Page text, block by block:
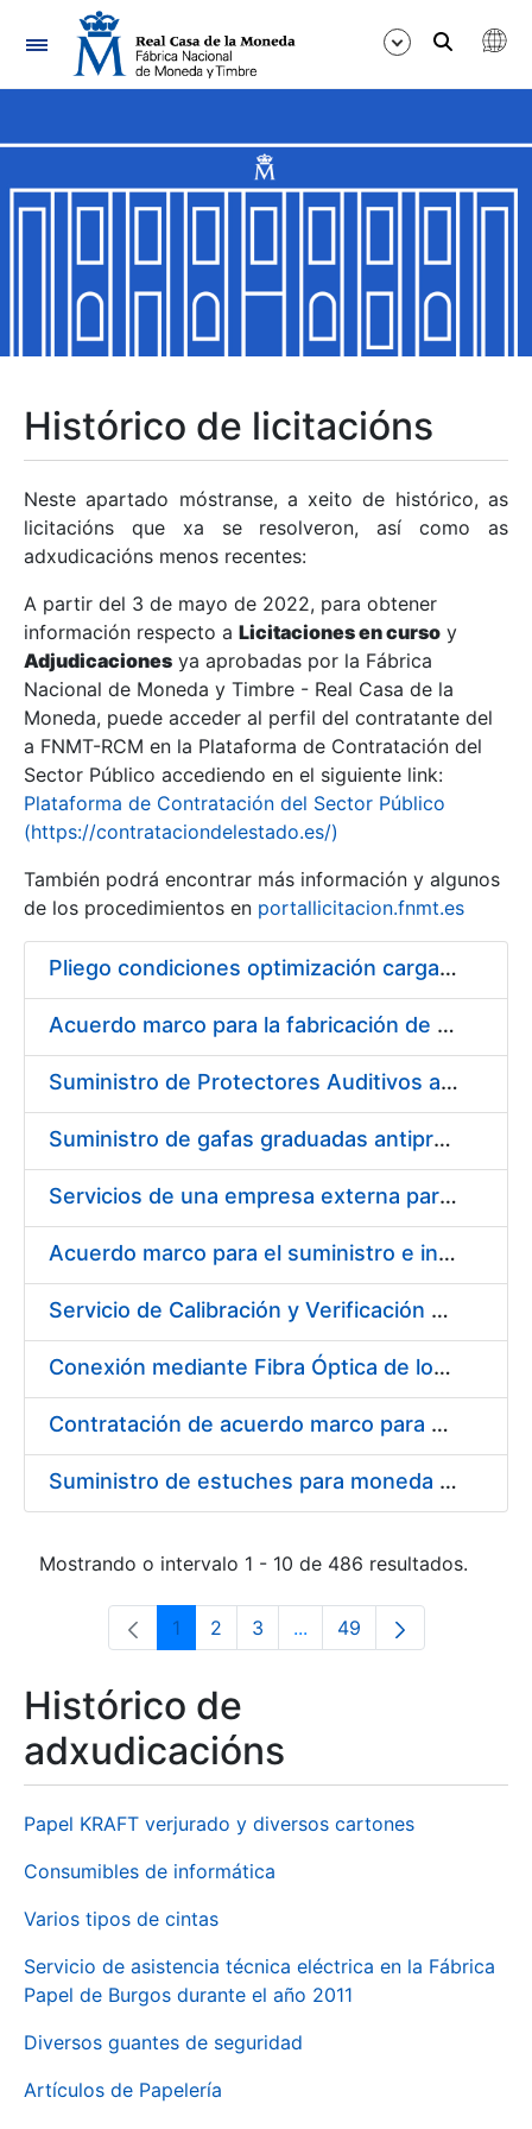
Navegación
Mostrar/Ocultar
Mostrar/Ocultar
Mostrar/Ocultar
Mostrar/Ocultar
Mostrar/Ocultar
Mostrar/Ocultar
Mostrar/Ocultar
Histórico de licitacións
Neste apartado móstranse, a xeito de histórico, as
licitacións que xa se resolveron, así como as
adxudicacións menos recentes:
A partir del 3 de mayo de 2022, para obtener
información respecto a Licitaciones en curso y
Adjudicaciones ya aprobadas por la Fábrica
Nacional de Moneda y Timbre - Real Casa de la
Moneda, puede acceder al perfil del contratante del
a FNMT-RCM en la Plataforma de Contratación del
Sector Público accediendo en el siguiente link:
Plataforma de Contratación del Sector Público
(https://contrataciondelestado.es/)
También podrá encontrar más información y algunos
de los procedimientos en portallicitacion.fnmt.es
Pliego condiciones optimización cargas compras firmado
Acuerdo marco para la fabricación de piezas
Suministro de Protectores Auditivos a medida para las personas trabajadoras de los Centros de Trabajo de Madrid y Burgos
Suministro de gafas graduadas antiproyecciones para los trabajadores de la FNMT-RCM en los centros de trabajo de Madrid y Burgos
Servicios de una empresa externa para el asesoramiento y resolución de los recursos de alzada que se presentan relacionados con procesos de selección para la FNMT-RCM
Acuerdo marco para el suministro e instalación de persianas, estores y otros complementos
Servicio de Calibración y Verificación Externa de los Equipos de Medición del Servicio de Prevención de la FNMT-RCM
Conexión mediante Fibra Óptica de los Centros de Proceso de Datos (CPDs) de las sedes de la FNMT-RCM de Burgos y Madrid
Contratación de acuerdo marco para el Suministro de Material de Electricidad para la Fábrica Nacional de Moneda y Timbre-Real Casa de la Moneda en su centro de trabajo de Burgos
Suministro de estuches para moneda de 30 €
Mostrando o intervalo 1 - 10 de 486 resultados.
Páxina
1 Páxina
2 Páxina
3 ...Páxinas intermedias Use
Páxina
49
Histórico de
adxudicacións
Papel KRAFT verjurado y diversos cartones
Consumibles de informática
Varios tipos de cintas
Servicio de asistencia técnica eléctrica en la Fábrica
Papel de Burgos durante el año 2011
Diversos guantes de seguridad
Artículos de Papelería